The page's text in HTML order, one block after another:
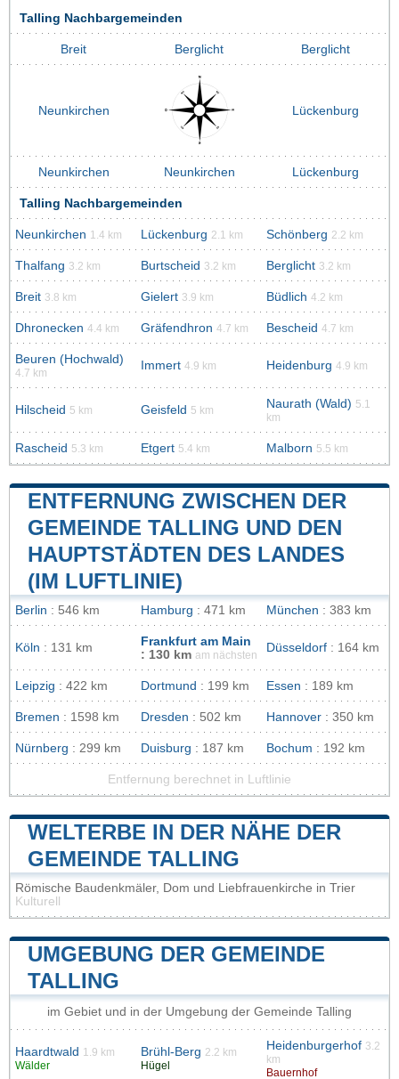
Talling Nachbargemeinden
Breit Berglicht Berglicht
Neunkirchen Lückenburg
Neunkirchen Neunkirchen Lückenburg
Talling Nachbargemeinden
Neunkirchen 1.4 km Lückenburg 2.1 km Schönberg 2.2 km
Thalfang 3.2 km Burtscheid 3.2 km Berglicht 3.2 km
Breit 3.8 km Gielert 3.9 km Büdlich 4.2 km
Dhronecken 4.4 km Gräfendhron 4.7 km Bescheid 4.7 km
Beuren (Hochwald)
4.7 km
Immert 4.9 km Heidenburg 4.9 km
Hilscheid 5 km Geisfeld 5 km Naurath (Wald) 5.1
km
Rascheid 5.3 km Etgert 5.4 km Malborn 5.5 km
ENTFERNUNG ZWISCHEN DER
GEMEINDE TALLING UND DEN
HAUPTSTÄDTEN DES LANDES
(IM LUFTLINIE)
Berlin : 546 km Hamburg : 471 km München : 383 km
Köln : 131 km
Frankfurt am Main
: 130 km am nächsten
Düsseldorf : 164 km
Leipzig : 422 km Dortmund : 199 km Essen : 189 km
Bremen : 1598 km Dresden : 502 km Hannover : 350 km
Nürnberg : 299 km Duisburg : 187 km Bochum : 192 km
Entfernung berechnet in Luftlinie
WELTERBE IN DER NÄHE DER
GEMEINDE TALLING
Römische Baudenkmäler, Dom und Liebfrauenkirche in Trier
Kulturell
UMGEBUNG DER GEMEINDE
TALLING
im Gebiet und in der Umgebung der Gemeinde Talling
Haardtwald 1.9 km
Wälder
Brühl-Berg 2.2 km
Hügel
Heidenburgerhof 3.2
km
Bauernhof